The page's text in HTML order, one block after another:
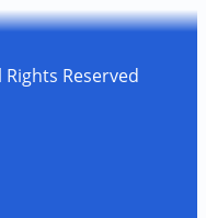
Reserved